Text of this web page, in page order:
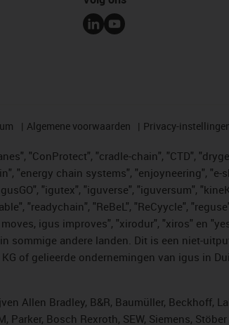
Algemene voorwaarden Privacy-
"ConProtect", "cradle-chain", "CTD",
"energy chain systems", "enjoyneering", "e-
"igutex", "iguverse", "iguversum",
"readychain", "ReBeL", "ReCyycle",
igus improves", "xirodur", "xiros" en
sommige andere landen. Dit is een niet-
of gelieerde ondernemingen van igus in
Allen Bradley, B&R, Baumüller, Beckhoff,
Parker, Bosch Rexroth, SEW, Siemens,